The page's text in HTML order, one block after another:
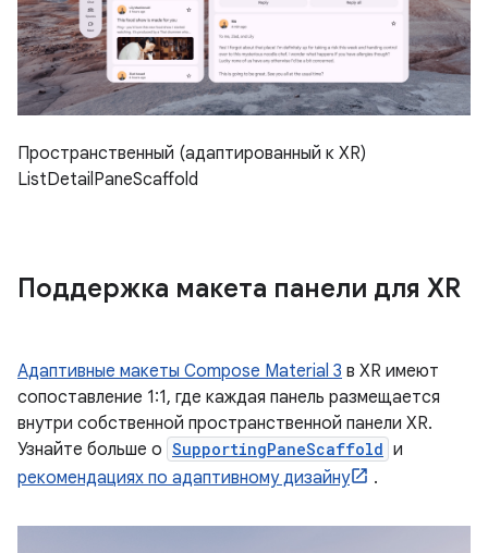
Пространственный (адаптированный к XR)
ListDetailPaneScaffold
Поддержка макета панели для XR
Адаптивные макеты Compose Material 3 в XR имеют
сопоставление 1:1, где каждая панель размещается
внутри собственной пространственной панели XR.
Узнайте больше о SupportingPaneScaffold и
рекомендациях по адаптивному дизайну
.